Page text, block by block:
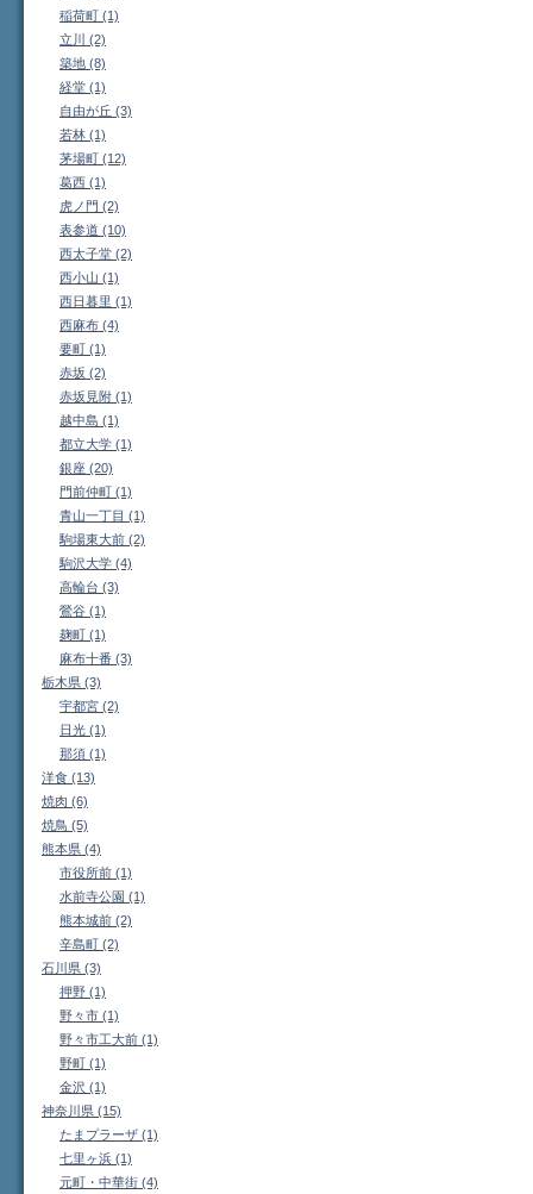
稲荷町 (1)
立川 (2)
築地 (8)
経堂 (1)
自由が丘 (3)
若林 (1)
茅場町 (12)
葛西 (1)
虎ノ門 (2)
表参道 (10)
西太子堂 (2)
西小山 (1)
西日暮里 (1)
西麻布 (4)
要町 (1)
赤坂 (2)
赤坂見附 (1)
越中島 (1)
都立大学 (1)
銀座 (20)
門前仲町 (1)
青山一丁目 (1)
駒場東大前 (2)
駒沢大学 (4)
高輪台 (3)
鶯谷 (1)
麹町 (1)
麻布十番 (3)
栃木県 (3)
宇都宮 (2)
日光 (1)
那須 (1)
洋食 (13)
焼肉 (6)
焼鳥 (5)
熊本県 (4)
市役所前 (1)
水前寺公園 (1)
熊本城前 (2)
辛島町 (2)
石川県 (3)
押野 (1)
野々市 (1)
野々市工大前 (1)
野町 (1)
金沢 (1)
神奈川県 (15)
たまプラーザ (1)
七里ヶ浜 (1)
元町・中華街 (4)